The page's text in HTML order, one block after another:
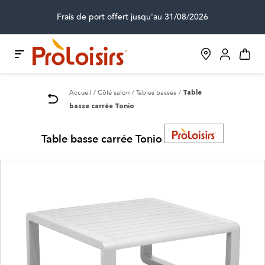
Frais de port offert jusqu'au 31/08/2026
Accueil Côté salon Tables basses Table
basse carrée Tonio
Table basse carrée Tonio